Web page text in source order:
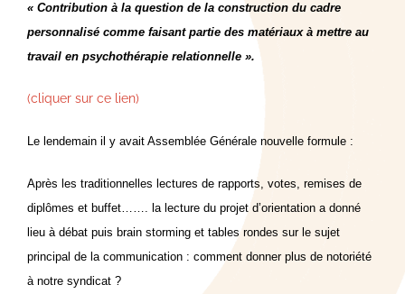
« Contribution à la question de la construction du cadre
personnalisé comme faisant partie des matériaux à mettre au
travail en psychothérapie relationnelle ».
(cliquer sur ce lien)
Le lendemain il y avait Assemblée Générale nouvelle formule :
Après les traditionnelles lectures de rapports, votes, remises de
diplômes et buffet……. la lecture du projet d’orientation a donné
lieu à débat puis brain storming et tables rondes sur le sujet
principal de la communication : comment donner plus de notoriété
à notre syndicat ?